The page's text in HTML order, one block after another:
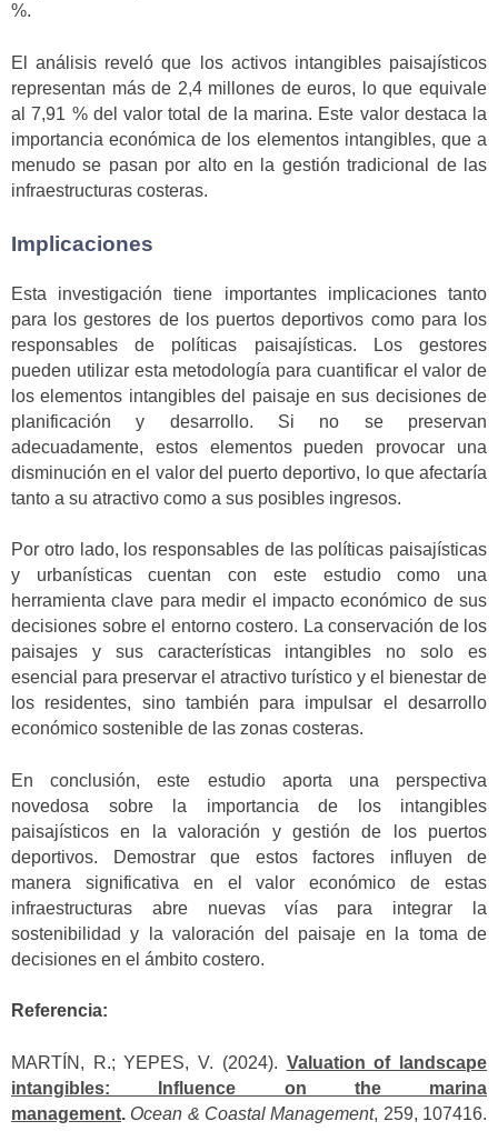
%.
El análisis reveló que los activos intangibles paisajísticos
representan más de 2,4 millones de euros, lo que equivale
al 7,91 % del valor total de la marina. Este valor destaca la
importancia económica de los elementos intangibles, que a
menudo se pasan por alto en la gestión tradicional de las
infraestructuras costeras.
Implicaciones
Esta investigación tiene importantes implicaciones tanto
para los gestores de los puertos deportivos como para los
responsables de políticas paisajísticas. Los gestores
pueden utilizar esta metodología para cuantificar el valor de
los elementos intangibles del paisaje en sus decisiones de
planificación y desarrollo. Si no se preservan
adecuadamente, estos elementos pueden provocar una
disminución en el valor del puerto deportivo, lo que afectaría
tanto a su atractivo como a sus posibles ingresos.
Por otro lado, los responsables de las políticas paisajísticas
y urbanísticas cuentan con este estudio como una
herramienta clave para medir el impacto económico de sus
decisiones sobre el entorno costero. La conservación de los
paisajes y sus características intangibles no solo es
esencial para preservar el atractivo turístico y el bienestar de
los residentes, sino también para impulsar el desarrollo
económico sostenible de las zonas costeras.
En conclusión, este estudio aporta una perspectiva
novedosa sobre la importancia de los intangibles
paisajísticos en la valoración y gestión de los puertos
deportivos. Demostrar que estos factores influyen de
manera significativa en el valor económico de estas
infraestructuras abre nuevas vías para integrar la
sostenibilidad y la valoración del paisaje en la toma de
decisiones en el ámbito costero.
Referencia:
MARTÍN, R.; YEPES, V. (2024). Valuation of landscape
intangibles: Influence on the marina
management. Ocean & Coastal Management, 259, 107416.